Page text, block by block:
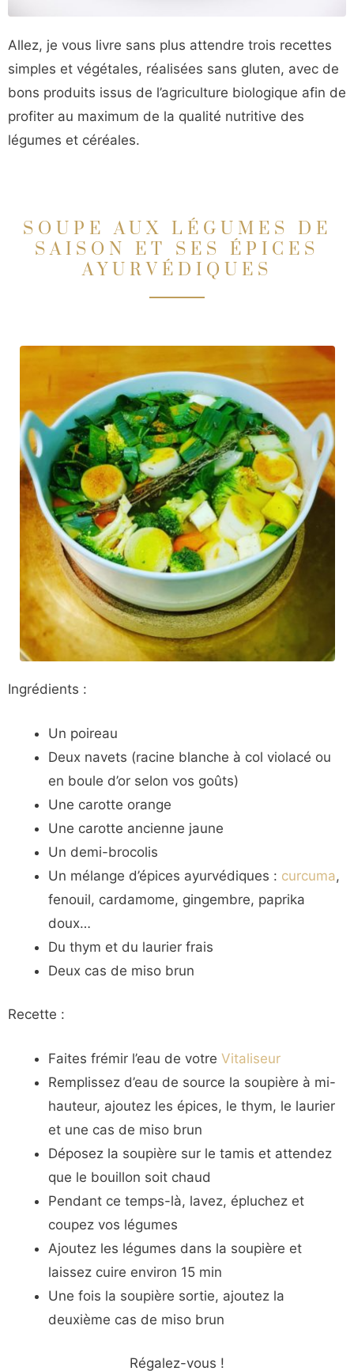
Allez, je vous livre sans plus attendre trois recettes
simples et végétales, réalisées sans gluten, avec de
bons produits issus de l’agriculture biologique afin de
profiter au maximum de la qualité nutritive des
légumes et céréales.
SOUPE AUX LÉGUMES DE
SAISON ET SES ÉPICES
AYURVÉDIQUES
Ingrédients :
Un poireau
Deux navets (racine blanche à col violacé ou
en boule d’or selon vos goûts)
Une carotte orange
Une carotte ancienne jaune
Un demi-brocolis
Un mélange d’épices ayurvédiques : curcuma,
fenouil, cardamome, gingembre, paprika
doux…
Du thym et du laurier frais
Deux cas de miso brun
Recette :
Faites frémir l’eau de votre Vitaliseur
Remplissez d’eau de source la soupière à mi-
hauteur, ajoutez les épices, le thym, le laurier
et une cas de miso brun
Déposez la soupière sur le tamis et attendez
que le bouillon soit chaud
Pendant ce temps-là, lavez, épluchez et
coupez vos légumes
Ajoutez les légumes dans la soupière et
laissez cuire environ 15 min
Une fois la soupière sortie, ajoutez la
deuxième cas de miso brun
Régalez-vous !